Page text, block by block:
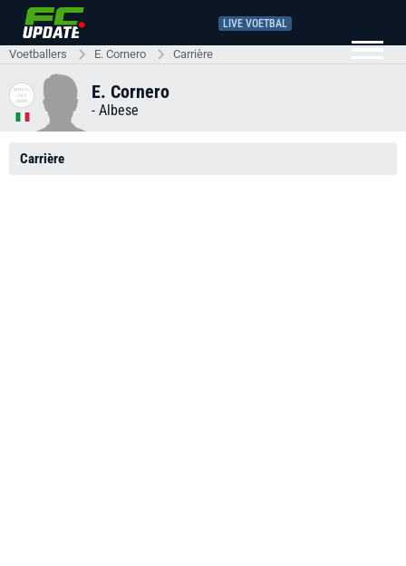
LIVE VOETBAL
Voetballers E. Cornero Carrière
E. Cornero
- Albese
Carrière